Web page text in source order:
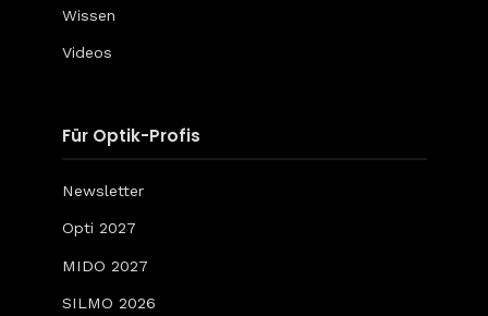
Wissen
Videos
Für Optik-Profis
Newsletter
Opti 2027
MIDO 2027
SILMO 2026